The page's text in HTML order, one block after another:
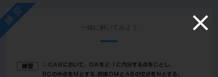
練習
一緒に解いてみよう